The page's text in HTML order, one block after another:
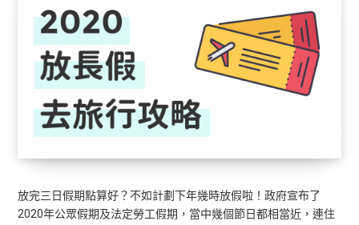
放完三日假期點算好？不如計劃下年幾時放假啦！政府宣布了
2020年公眾假期及法定勞工假期，當中幾個節日都相當近，連住